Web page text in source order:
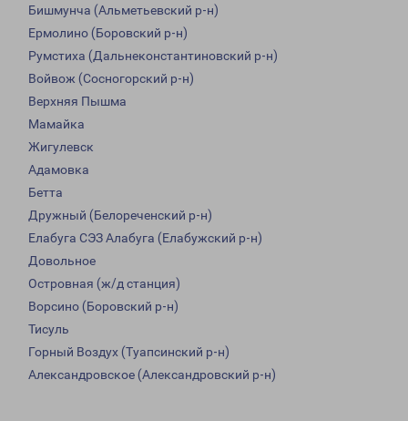
Бишмунча (Альметьевский р-н)
Ермолино (Боровский р-н)
Румстиха (Дальнеконстантиновский р-н)
Войвож (Сосногорский р-н)
Верхняя Пышма
Мамайка
Жигулевск
Адамовка
Бетта
Дружный (Белореченский р-н)
Елабуга СЭЗ Алабуга (Елабужский р-н)
Довольное
Островная (ж/д станция)
Ворсино (Боровский р-н)
Тисуль
Горный Воздух (Туапсинский р-н)
Александровское (Александровский р-н)